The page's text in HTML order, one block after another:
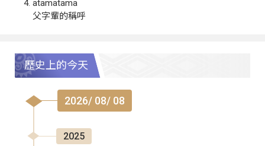
atamatama
父字輩的稱呼
歷史上的今天
2026/ 08/ 08
2025